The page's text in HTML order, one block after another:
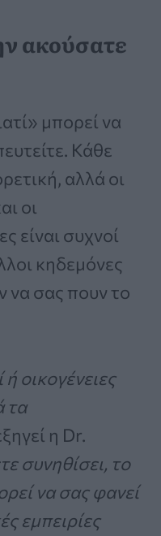
ακούσατε
μπορεί να
Κάθε
αλλά οι
οι
είναι συχνοί
κηδεμόνες
να σας πουν το
οικογένειες
τα
η Dr.
συνηθίσει, το
να σας φανεί
εμπειρίες